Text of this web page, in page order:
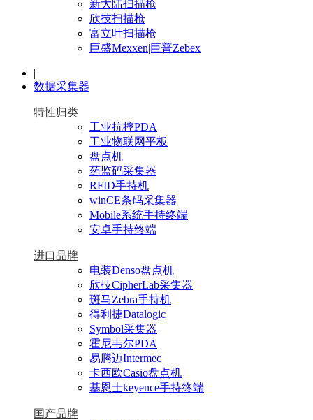
新大陆扫描枪
欣技扫描枪
富立叶扫描枪
巨盛Mexxen|巨普Zebex
|
数据采集器
特性归类
工业抗摔PDA
工业物联网平板
盘点机
药监码采集器
RFID手持机
winCE条码采集器
Mobile系统手持终端
安卓手持终端
进口品牌
电装Denso盘点机
欣技CipherLab采集器
斑马Zebra手持机
得利捷Datalogic
Symbol采集器
霍尼韦尔PDA
易腾迈Intermec
卡西欧Casio盘点机
基恩士keyence手持终端
国产品牌